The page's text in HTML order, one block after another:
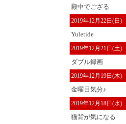
殿中でござる
2019年12月22日(日)
Yuletide
2019年12月21日(土)
ダブル録画
2019年12月19日(木)
金曜日気分♪
2019年12月18日(水)
猫背が気になる